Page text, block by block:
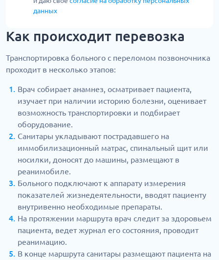
данных
Как происходит перевозка
Транспортировка больного с переломом позвоночника
проходит в несколько этапов:
Врач собирает анамнез, осматривает пациента,
изучает при наличии историю болезни, оценивает
возможность транспортировки и подбирает
оборудование.
Санитары укладывают пострадавшего на
иммобилизационный матрас, спинальный щит или
носилки, доносят до машины, размещают в
реанимобиле.
Больного подключают к аппарату измерения
показателей жизнедеятельности, вводят пациенту
внутривенно необходимые препараты.
На протяжении маршрута врач следит за здоровьем
пациента, ведет журнал его состояния, проводит
реанимацию.
В конце маршрута санитары размещают пациента на